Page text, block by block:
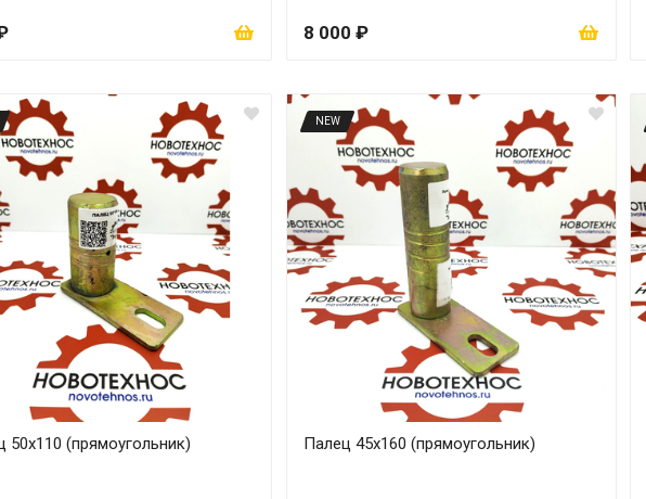
8 000 ₽
50х110 (прямоугольник)
NEW
Палец 45х160 (прямоугольник)